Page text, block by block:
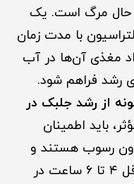
حال مرگ است. یک
با مدت زمان
مغذی آن‌ها در آب
رشد فراهم شود.
از رشد جلبک در
باید اطمینان
رسوب هستند و
پمپ برای مدت زمان کافی (حداقل ۴ تا ۶ ساعت در